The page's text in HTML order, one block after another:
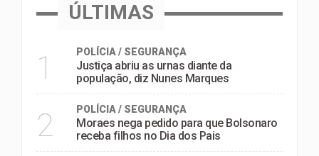
ÚLTIMAS
1 POLÍCIA / SEGURANÇA
Justiça abriu as urnas diante da
população, diz Nunes Marques
2 POLÍCIA / SEGURANÇA
Moraes nega pedido para que Bolsonaro
receba filhos no Dia dos Pais